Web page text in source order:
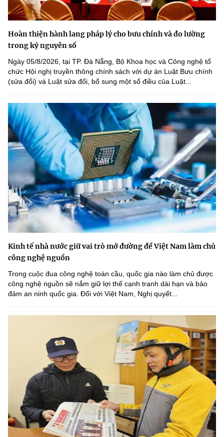
Hoàn thiện hành lang pháp lý cho bưu chính và đo lường
trong kỷ nguyên số
Ngày 05/8/2026, tại TP. Đà Nẵng, Bộ Khoa học và Công nghệ tổ
chức Hội nghị truyền thông chính sách với dự án Luật Bưu chính
(sửa đổi) và Luật sửa đổi, bổ sung một số điều của Luật...
Kinh tế nhà nước giữ vai trò mở đường để Việt Nam làm chủ
công nghệ nguồn
Trong cuộc đua công nghệ toàn cầu, quốc gia nào làm chủ được
công nghệ nguồn sẽ nắm giữ lợi thế cạnh tranh dài hạn và bảo
đảm an ninh quốc gia. Đối với Việt Nam, Nghị quyết...